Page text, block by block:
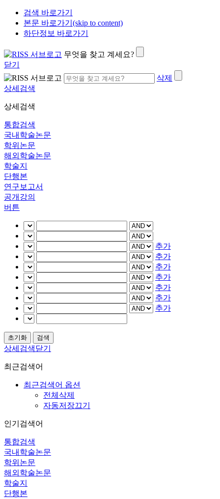
검색 바로가기
본문 바로가기(skip to content)
하단정보 바로가기
무엇을 찾고 계세요?
닫기
삭제
상세검색
상세검색
통합검색
국내학술논문
학위논문
해외학술논문
학술지
단행본
연구보고서
공개강의
버튼
추가
추가
추가
추가
추가
추가
추가
상세검색닫기
최근검색어
최근검색어 옵션
전체삭제
자동저장끄기
인기검색어
통합검색
국내학술논문
학위논문
해외학술논문
학술지
단행본